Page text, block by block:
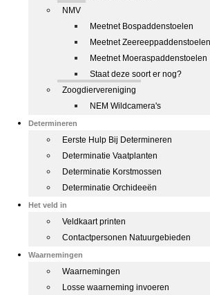
NMV
Meetnet Bospaddenstoelen
Meetnet Zeereeppaddenstoelen
Meetnet Moeraspaddenstoelen
Staat deze soort er nog?
Zoogdiervereniging
NEM Wildcamera's
Determineren
Eerste Hulp Bij Determineren
Determinatie Vaatplanten
Determinatie Korstmossen
Determinatie Orchideeën
Het veld in
Veldkaart printen
Contactpersonen Natuurgebieden
Waarnemingen
Waarnemingen
Losse waarneming invoeren